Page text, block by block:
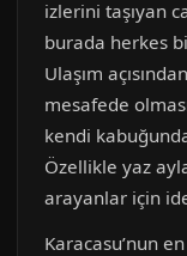
izlerini taşıyan
burada herkes
Ulaşım
mesafede
kendi
Özellikle yaz
arayanlar için
Karacasu’nun